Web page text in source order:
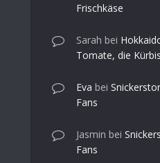
Frischkäse
Sarah bei
Tomate, die
Eva bei
Fans
Jasmin bei
Fans